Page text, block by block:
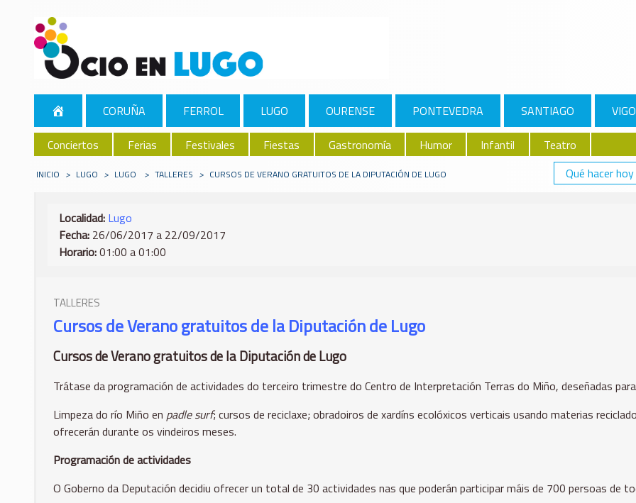
CORUÑA FERROL LUGO OURENSE PONTEVEDRA SANTIAGO
VIGO
Conciertos
Ferias Festivales Fiestas Gastronomía Humor Infantil
Teatro
Qué hacer hoy
INICIO > LUGO > LUGO > TALLERES > CURSOS DE VERANO GRATUITOS DE LA DIPUTACIÓN DE LUGO
Localidad: Lugo
Fecha: 26/06/2017 a 22/09/2017
Horario:01:00 a 01:00
TALLERES
Cursos de Verano gratuitos de la Diputación de Lugo
Cursos de Verano gratuitos de la Diputación de Lugo
Trátase da programación de actividades do terceiro trimestre do Centro de Interpretación Terras do Miño, deseñadas
Limpeza do río Miño en padle surf; cursos de reciclaxe; obradoiros de xardíns ecolóxicos verticais usando materias
ofrecerán durante os vindeiros meses.
Programación de actividades
O Goberno da Deputación decidiu ofrecer un total de 30 actividades nas que poderán participar máis de 700 persoas de